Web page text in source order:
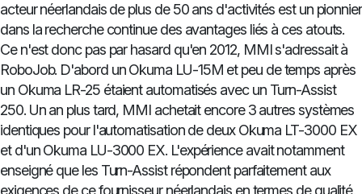
acteur néerlandais de plus de 50 ans d'activités est un pionnier
dans la recherche continue des avantages liés à ces atouts.
Ce n'est donc pas par hasard qu'en 2012, MMI s'adressait à
RoboJob. D'abord un Okuma LU-15M et peu de temps après
un Okuma LR-25 étaient automatisés avec un Turn-Assist
250. Un an plus tard, MMI achetait encore 3 autres systèmes
identiques pour l'automatisation de deux Okuma LT-3000 EX
et d'un Okuma LU-3000 EX. L'expérience avait notamment
enseigné que les Turn-Assist répondent parfaitement aux
exigences de ce fournisseur néerlandais en termes de qualité,